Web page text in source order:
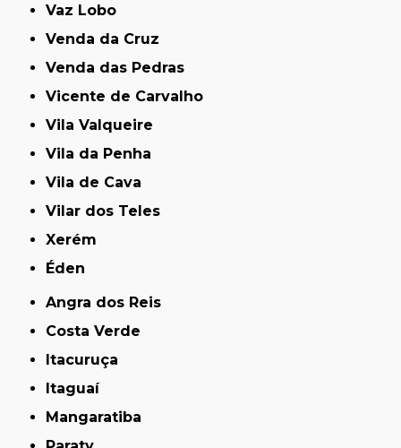
Vaz Lobo
Venda da Cruz
Venda das Pedras
Vicente de Carvalho
Vila Valqueire
Vila da Penha
Vila de Cava
Vilar dos Teles
Xerém
Éden
Angra dos Reis
Costa Verde
Itacuruça
Itaguaí
Mangaratiba